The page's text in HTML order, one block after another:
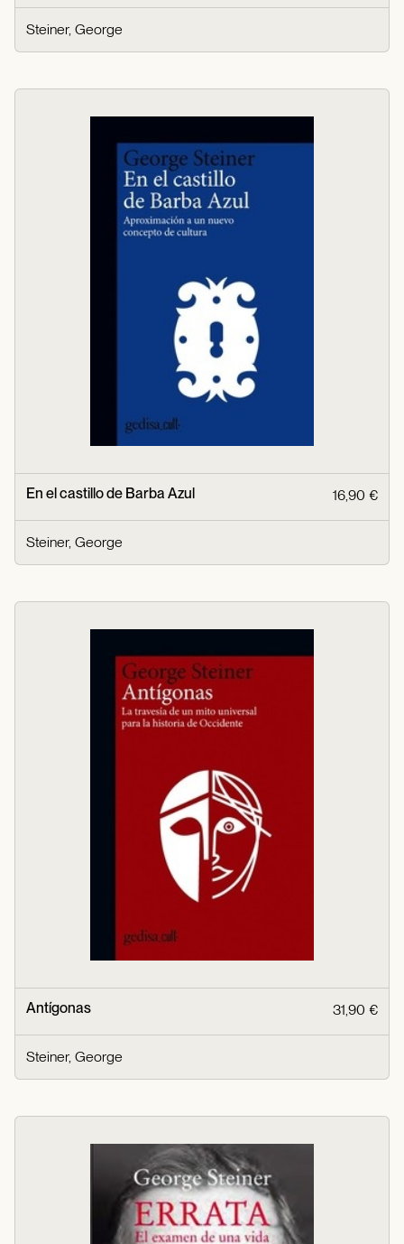
Steiner, George
En el castillo de Barba Azul 16,90 €
Steiner, George
Antígonas 31,90 €
Steiner, George